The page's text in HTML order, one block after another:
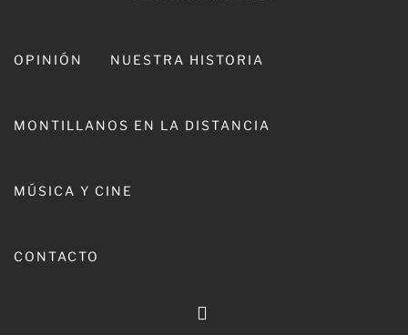
OPINIÓN NUESTRA HISTORIA
MONTILLANOS EN LA DISTANCIA
MÚSICA Y CINE
CONTACTO
Cabeza del Dragón’